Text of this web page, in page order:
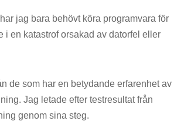
jag bara behövt köra programvara för
i en katastrof orsakad av datorfel eller
de som har en betydande erfarenhet av
Jag letade efter testresultat från
genom sina steg.